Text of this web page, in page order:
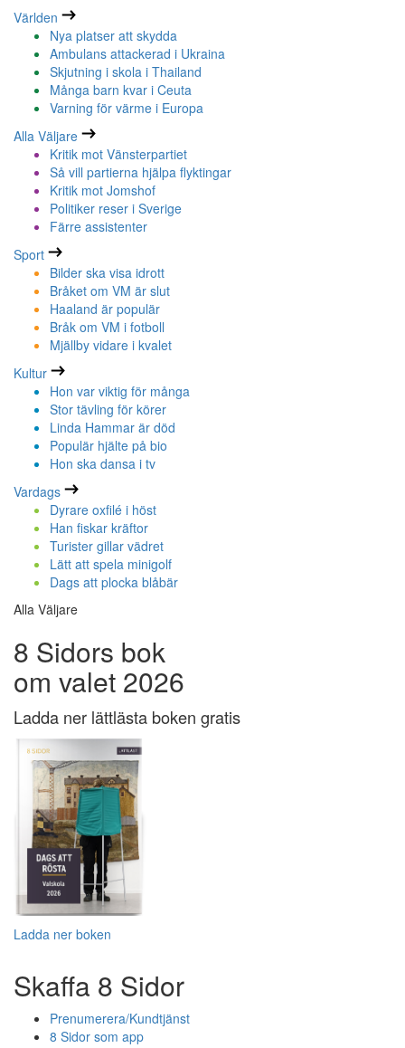
Världen
Nya platser att skydda
Ambulans attackerad i Ukraina
Skjutning i skola i Thailand
Många barn kvar i Ceuta
Varning för värme i Europa
Alla Väljare
Kritik mot Vänsterpartiet
Så vill partierna hjälpa flyktingar
Kritik mot Jomshof
Politiker reser i Sverige
Färre assistenter
Sport
Bilder ska visa idrott
Bråket om VM är slut
Haaland är populär
Bråk om VM i fotboll
Mjällby vidare i kvalet
Kultur
Hon var viktig för många
Stor tävling för körer
Linda Hammar är död
Populär hjälte på bio
Hon ska dansa i tv
Vardags
Dyrare oxfilé i höst
Han fiskar kräftor
Turister gillar vädret
Lätt att spela minigolf
Dags att plocka blåbär
Alla Väljare
8 Sidors bok
om valet 2026
Ladda ner lättlästa boken gratis
Ladda ner boken
Skaffa 8 Sidor
Prenumerera/Kundtjänst
8 Sidor som app